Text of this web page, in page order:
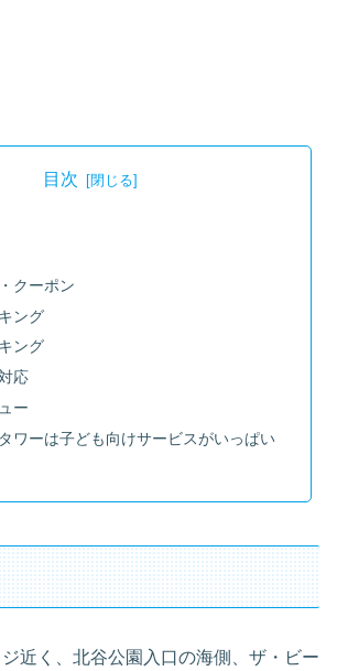
目次
クーポン
ング
ング
応
ー
ワーは子ども向けサービスがいっぱい
近く、北谷公園入口の海側、ザ・ビー